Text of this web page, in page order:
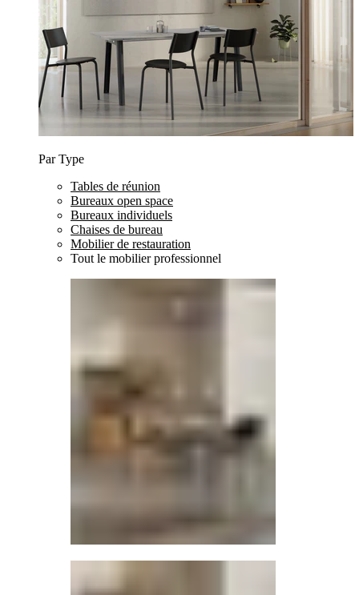
Par Type
Tables de réunion
Bureaux open space
Bureaux individuels
Chaises de bureau
Mobilier de restauration
Tout le mobilier professionnel